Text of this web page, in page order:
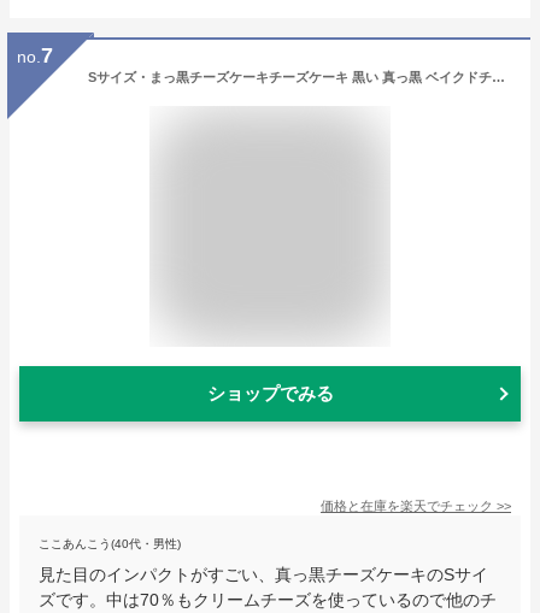
no. 7
Sサイズ・まっ黒チーズケーキチーズケーキ 黒い 真っ黒 ベイクドチーズケーキ スイーツ お取り寄せ プチギフト 内祝い 出産祝い 結婚祝い プレゼント 誕生日 バースデー
ショップでみる
価格と在庫を楽天でチェック >>
ここあんこう(40代・男性)
見た目のインパクトがすごい、真っ黒チーズケーキのSサイ
ズです。中は70％もクリームチーズを使っているので他のチ